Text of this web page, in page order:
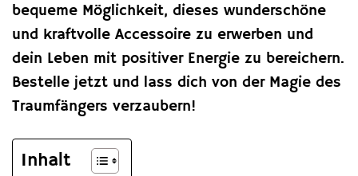
bequeme Möglichkeit, dieses wunderschöne
und kraftvolle Accessoire zu erwerben und
dein Leben mit positiver Energie zu bereichern.
Bestelle jetzt und lass dich von der Magie des
Traumfängers verzaubern!
Inhalt